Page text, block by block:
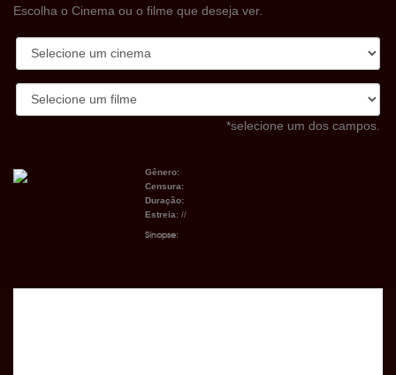
Escolha o Cinema ou o filme que deseja ver.
*selecione um dos campos.
Gênero:
Censura:
Duração:
Estreia://
Sinopse: